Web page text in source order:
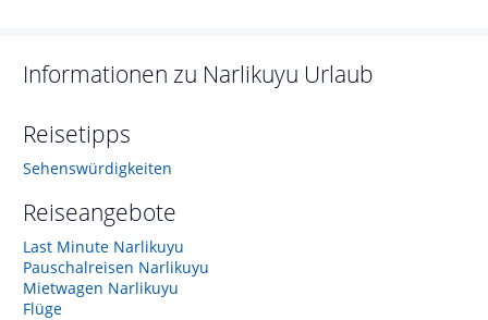
Informationen zu Narlikuyu Urlaub
Reisetipps
Sehenswürdigkeiten
Reiseangebote
Last Minute Narlikuyu
Pauschalreisen Narlikuyu
Mietwagen Narlikuyu
Flüge